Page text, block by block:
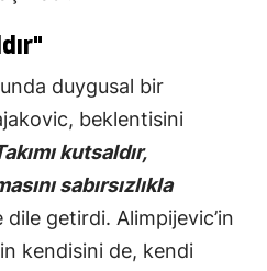
duygusal bir
beklentisini
kutsaldır,
sabırsızlıkla
dile getirdi. Alimpijevic’in
kendisini de, kendi